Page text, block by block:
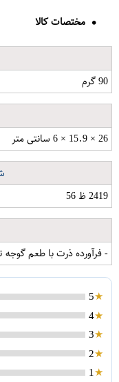
مختصات کالا
90 گرم
26 × 15.9 × 6 سانتی متر
2419 ظ 56
- فرآورده ذرت با طعم گوجه
5
4
3
2
1